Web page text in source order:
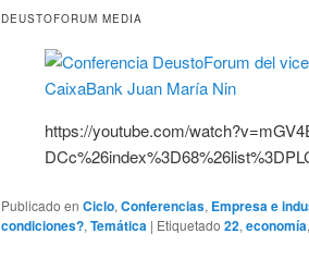
DEUSTOFORUM MEDIA
https://youtube.com/
Publicado en Ciclo, Conferencias, Empresa e
condiciones?, Temática | Etiquetado 22, economía,